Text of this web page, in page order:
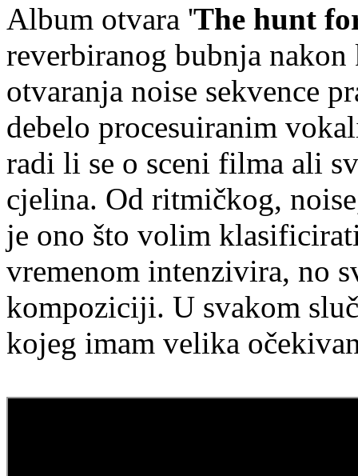
Album otvara 'The hunt
reverbiranog bubnja
otvaranja noise sekvence
debelo procesuiranim
radi li se o sceni filma ali
cjelina. Od ritmičkog,
je ono što volim
vremenom intenzivira, no
kompoziciji. U svakom
kojeg imam velika